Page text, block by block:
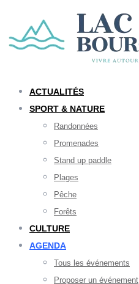
ACTUALITÉS
SPORT & NATURE
Randonnées
Promenades
Stand up paddle
Plages
Pêche
Forêts
CULTURE
AGENDA
Tous les événements
Proposer un événement